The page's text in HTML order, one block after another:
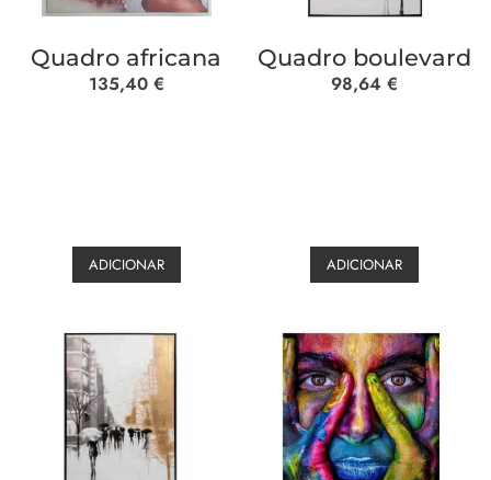
Quadro africana
135,40 €
ADICIONAR
Quadro boulevard
98,64€
ADICIONAR